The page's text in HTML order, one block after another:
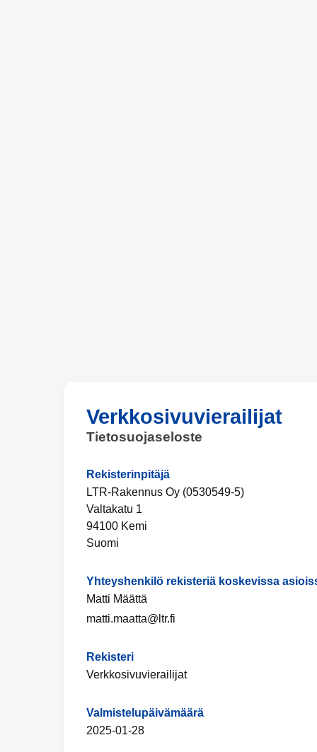
Verkkosivuvierailijat
Tietosuojaseloste
Rekisterinpitäjä
LTR-Rakennus Oy (0530549-5)
Valtakatu 1
94100 Kemi
Suomi
Yhteyshenkilö rekisteriä koskevissa
Matti Määttä
matti.maatta@ltr.fi
Rekisteri
Verkkosivuvierailijat
Valmistelupäivämäärä
2025-01-28